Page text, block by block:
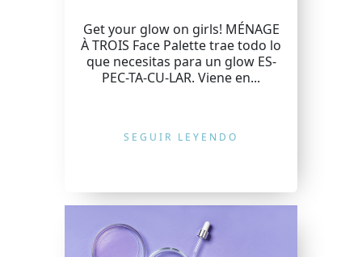
Get your glow on girls! MÉNAGE
À TROIS Face Palette trae todo lo
que necesitas para un glow ES-
PEC-TA-CU-LAR. Viene en...
SEGUIR LEYENDO